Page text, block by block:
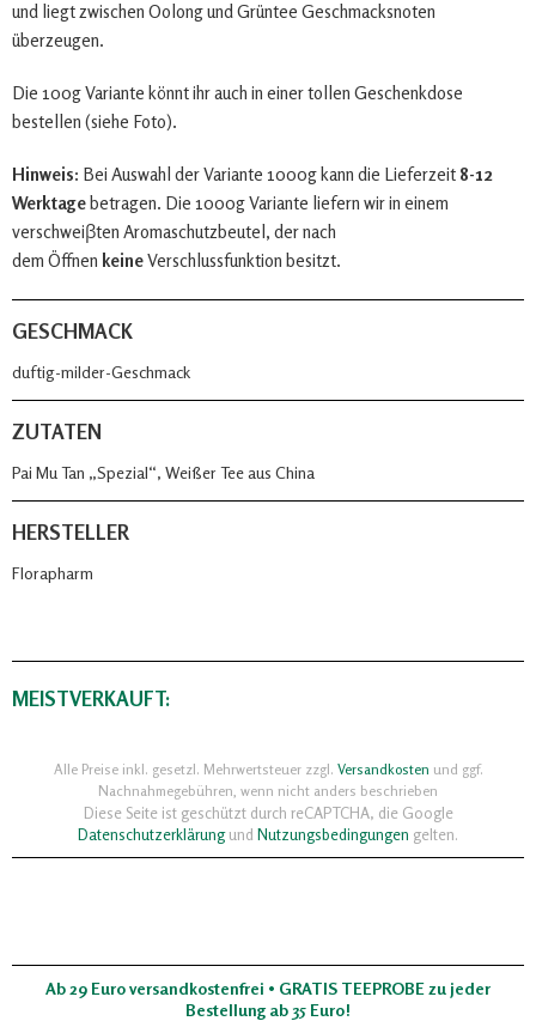
und liegt zwischen Oolong und Grüntee Geschmacksnoten
überzeugen.
Die 100g Variante könnt ihr auch in einer tollen Geschenkdose
bestellen (siehe Foto).
Hinweis: Bei Auswahl der Variante 1000g kann die Lieferzeit 8-12
Werktagebetragen. Die 1000g Variante liefern wir in einem
verschweiβten Aromaschutzbeutel, der nach
dem Öffnen keineVerschlussfunktion besitzt.
GESCHMACK
duftig-milder-Geschmack
ZUTATEN
Pai Mu Tan „Spezial“, Weißer Tee aus China
HERSTELLER
Florapharm
MEISTVERKAUFT:
Alle Preise inkl. gesetzl. Mehrwertsteuer zzgl. Versandkosten und ggf.
Nachnahmegebühren, wenn nicht anders beschrieben
Diese Seite ist geschützt durch reCAPTCHA, die Google
Datenschutzerklärungund Nutzungsbedingungen gelten.
Ab 29 Euro versandkostenfrei • GRATIS TEEPROBE zu jeder
Bestellung ab 35 Euro!